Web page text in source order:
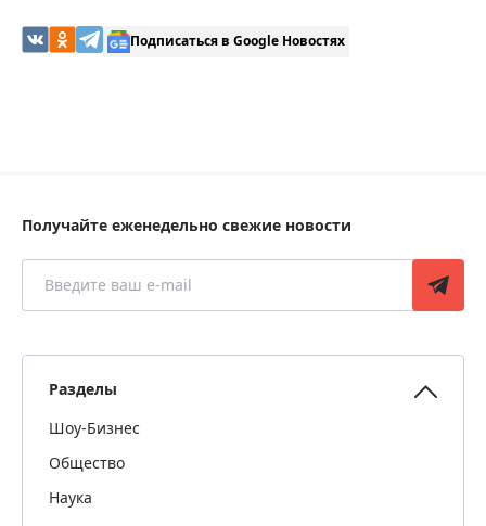
Подписаться в Google Новостях
Получайте еженедельно свежие новости
Разделы
Шоу-Бизнес
Общество
Наука